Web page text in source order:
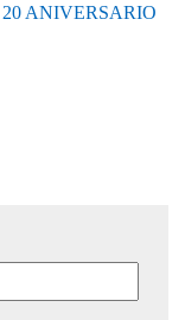
ANIVERSARIO